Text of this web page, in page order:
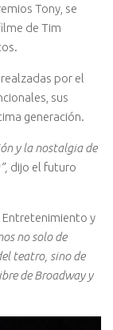
Tony, se
de Tim
por el
sus
generación.
y la nostalgia de
dijo el futuro
Entretenimiento y
no solo de
teatro, sino de
de Broadway y